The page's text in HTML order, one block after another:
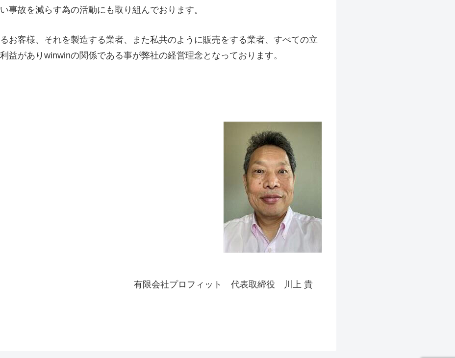
事故を減らす為の活動にも取り組んでおります。
お客様、それを製造する業者、また私共のように販売をする業者、すべての立
益がありwinwinの関係である事が弊社の経営理念となっております。
有限会社プロフィット 代表取締役 川上 貴